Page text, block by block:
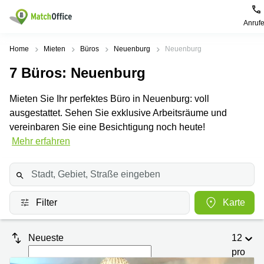
Mieten / Vermieten
Produktseiten
Büro
Business
Center
Virtuelle
Besprechungsräume
Beliebte
Coworking
Zürich
Coworking
Coworking
Basel
Coworking
Luzern
Coworking
Lugano
Beliebte
Leutschenbachstrasse
95 Zürich
Bahnhofplatz
Bahnhofstrasse
10 Zürich
Bahnhofstrasse
100 Zürich
Europaallee
41 Zürich
Hilfe
Über uns
Büro vermieten
Preis
Anmelden
Sprache wählen
French
Home Mieten Büros Neuenburg Neuenburg
7 Büros: Neuenburg
Mieten Sie Ihr perfektes Büro in Neuenburg: voll
ausgestattet. Sehen Sie exklusive Arbeitsräume und
vereinbaren Sie eine Besichtigung noch heute!
Mehr erfahren
Filter Karte
Neueste
12
pro